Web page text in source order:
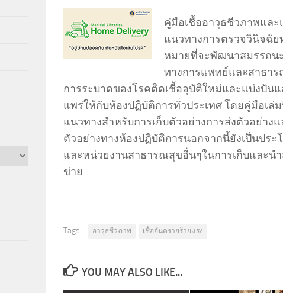
คู่มือเชื้ออาวุธชีวภาพและ
แนวทางการตรวจวินิจฉัย
หมายที่จะพัฒนาสมรรถน
ทางการแพทย์และสาธา
การระบาดของโรคติดเชื้ออุบัติใหม่และแบ่งปันแ
แพร่ให้กับห้องปฏิบัติการทั่วประเทศ โดยคู่มือเล่
แนวทางสำหรับการเก็บตัวอย่างการส่งตัวอย่าง
ตัวอย่างทางห้องปฏิบัติการนอกจากนี้ยังเป็นปร
และหน่วยงานสาธารณสุขอื่นๆในการเก็บและนำ
ข่าย
Tags: อาวุธชีวภาพ เชื้ออันตรายร้ายแรง
YOU MAY ALSO LIKE...